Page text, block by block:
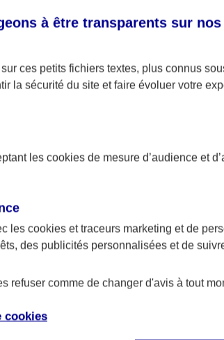
à être transparents sur
ces petits fichiers textes, plus connus
la sécurité du site et faire évoluer votre
les cookies de mesure d’audience et
les cookies et traceurs marketing et de
des publicités personnalisées et de
refuser comme de changer d'avis à tout
cookies